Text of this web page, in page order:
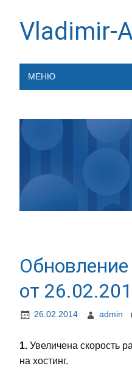
Vladimir-
МЕНЮ
от
26.02.2014 admin
1. Увеличена скорость
на хостинг.